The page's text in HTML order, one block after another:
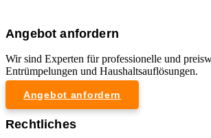
Angebot anfordern
Wir sind Experten für professionelle und
Entrümpelungen und Haushaltsauflösungen.
Angebot anfordern
Rechtliches